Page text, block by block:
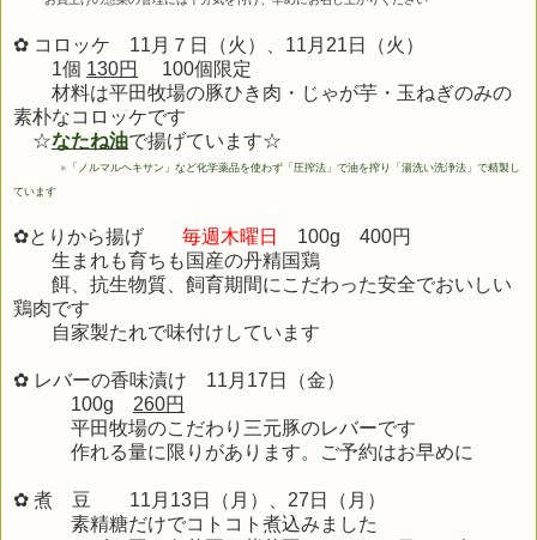
✿ コロッケ 11月７日（火）、11月21日（火）
1個 130円
100個限定
材料は平田牧場の豚ひき肉・じゃが芋・玉ねぎのみの
素朴なコロッケです
☆なたね油で揚げています☆
※ 「ノルマルヘキサン」など化学薬品を使わず「圧搾法」で油を搾り「湯洗い洗浄法」で精製し
ています
✿とりから揚げ 毎週木曜日
100g 400円
生まれも育ちも国産の丹精国鶏
餌、抗生物質、飼育期間にこだわった安全でおいしい
鶏肉です
自家製たれで味付けしています
✿ レバーの香味漬け 11月17 日（金）
100g 260円
平田牧場のこだわり三元豚のレバーです
作れる量に限りがあります。ご予約はお早めに
✿ 煮 豆 11 月13日（月）、27日（月）
素精糖だけでコトコト煮込みました